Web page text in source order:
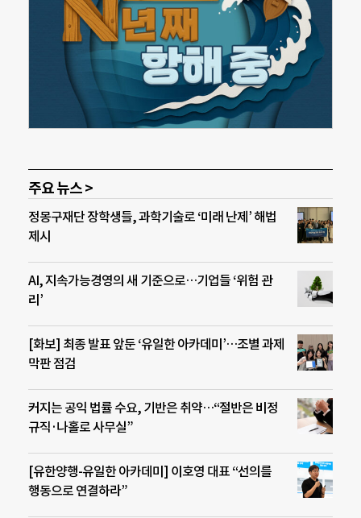
주요 뉴스 >
정몽구재단 장학생들, 과학기술로 ‘미래 난제’ 해법
제시
AI, 지속가능경영의 새 기준으로…기업들 ‘위험 관
리’
[화보] 최종 발표 앞둔 ‘유일한 아카데미’…조별 과제
막판 점검
커지는 공익 법률 수요, 기반은 취약…“절반은 비정
규직·나홀로 사무실”
[유한양행-유일한 아카데미] 이호영 대표 “선의를
행동으로 연결하라”